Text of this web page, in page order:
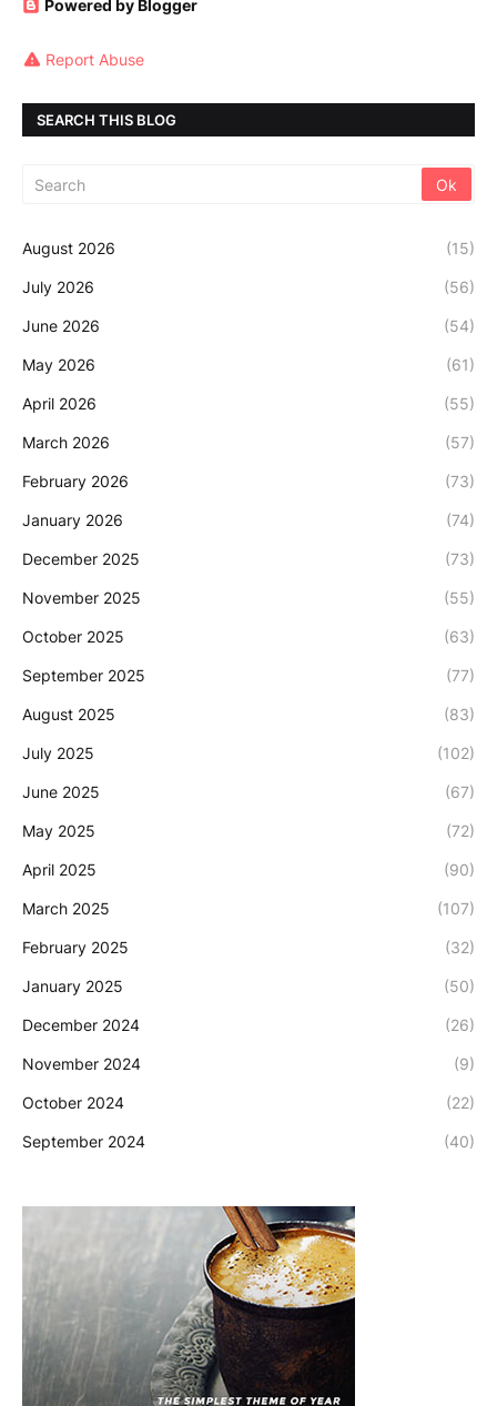
Powered by Blogger
Report Abuse
SEARCH THIS BLOG
August 2026 (15)
July 2026 (56)
June 2026 (54)
May 2026 (61)
April 2026 (55)
March 2026 (57)
February 2026 (73)
January 2026 (74)
December 2025 (73)
November 2025 (55)
October 2025 (63)
September 2025 (77)
August 2025 (83)
July 2025 (102)
June 2025 (67)
May 2025 (72)
April 2025 (90)
March 2025 (107)
February 2025 (32)
January 2025 (50)
December 2024 (26)
November 2024 (9)
October 2024 (22)
September 2024 (40)